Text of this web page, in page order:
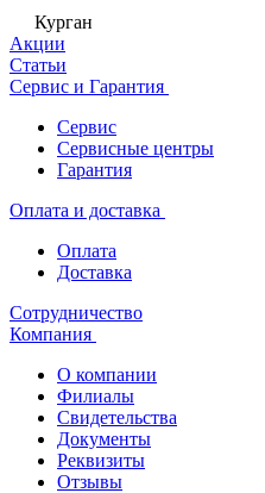
Курган
Акции
Статьи
Сервис и Гарантия
Сервис
Сервисные центры
Гарантия
Оплата и доставка
Оплата
Доставка
Сотрудничество
Компания
О компании
Филиалы
Свидетельства
Документы
Реквизиты
Отзывы